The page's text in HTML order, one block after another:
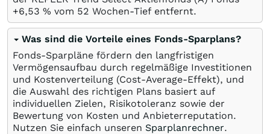
+6,53 % vom 52 Wochen-Tief entfernt.
Was sind die Vorteile eines Fonds-Sparplans?
Fonds-Sparpläne fördern den langfristigen
Vermögensaufbau durch regelmäßige Investitionen
und Kostenverteilung (Cost-Average-Effekt), und
die Auswahl des richtigen Plans basiert auf
individuellen Zielen, Risikotoleranz sowie der
Bewertung von Kosten und Anbieterreputation.
Nutzen Sie einfach unseren Sparplanrechner.